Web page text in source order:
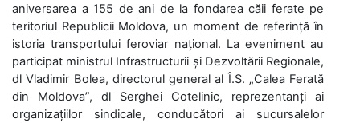
aniversarea a 155 de ani de la fondarea căii ferate pe
teritoriul Republicii Moldova, un moment de referință în
istoria transportului feroviar național. La eveniment au
participat ministrul Infrastructurii și Dezvoltării Regionale,
dl Vladimir Bolea, directorul general al Î.S. „Calea Ferată
din Moldova”, dl Serghei Cotelinic, reprezentanți ai
organizațiilor sindicale, conducători ai sucursalelor